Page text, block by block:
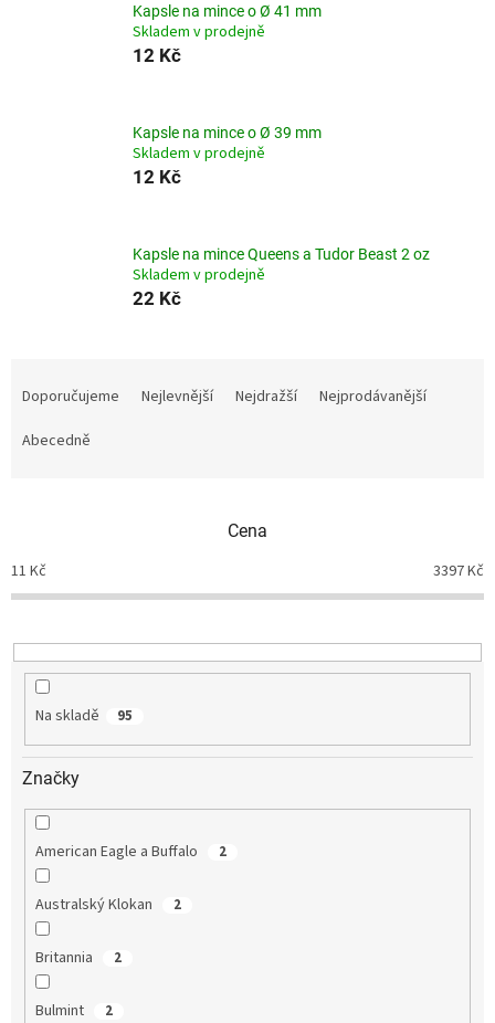
Kapsle na mince o Ø 41 mm
Skladem v prodejně
12 Kč
Kapsle na mince o Ø 39 mm
Skladem v prodejně
12 Kč
Kapsle na mince Queens a Tudor Beast 2 oz
Skladem v prodejně
22 Kč
o
d
k
t
Doporučujeme Nejlevnější Nejdražší
Nejprodávanější
Abecedně
Cena
11 Kč 3397Kč
Na skladě 95
Značky
American Eagle a Buffalo 2
Australský Klokan 2
Britannia 2
Bulmint 2